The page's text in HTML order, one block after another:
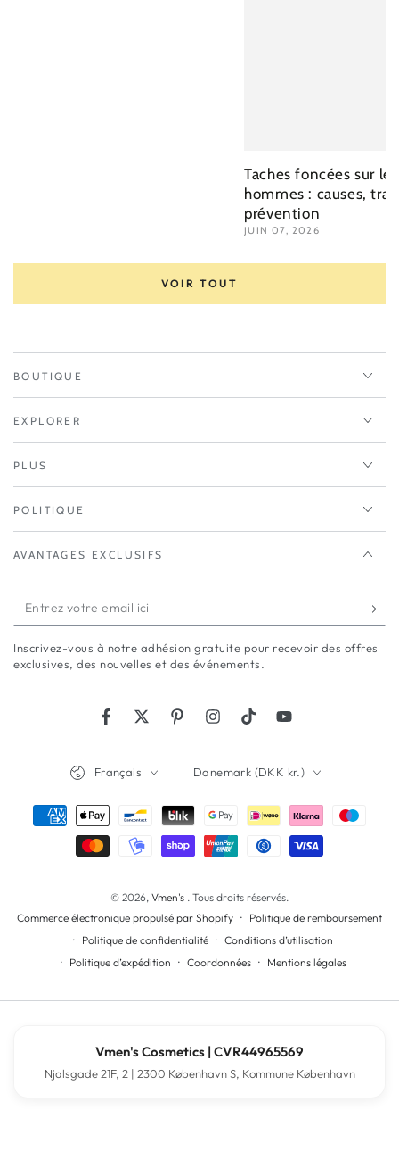
Taches foncées sur le
hommes : causes,
prévention
JUIN 07, 2026
VOIR TOUT
BOUTIQUE
EXPLORER
PLUS
POLITIQUE
AVANTAGES EXCLUSIFS
Entrez
votre
email
Inscrivez-vous à notre adhésion gratuite pour recevoir des offres
exclusives, des nouvelles et des événements.
FacebookTwitterPinterestInstagramTikTokYouTube
© 2026, Vmen's . Tous droits réservés.
Commerce électronique propulsé par Shopify
Politique de remboursement
Politique de confidentialité
Conditions d’utilisation
Politique d’expédition
Coordonnées Mentions légales
Français Danemark (DKK kr.)
Modes
Vmen's Cosmetics | CVR44965569
Njalsgade 21F, 2 | 2300 København S, Kommune København